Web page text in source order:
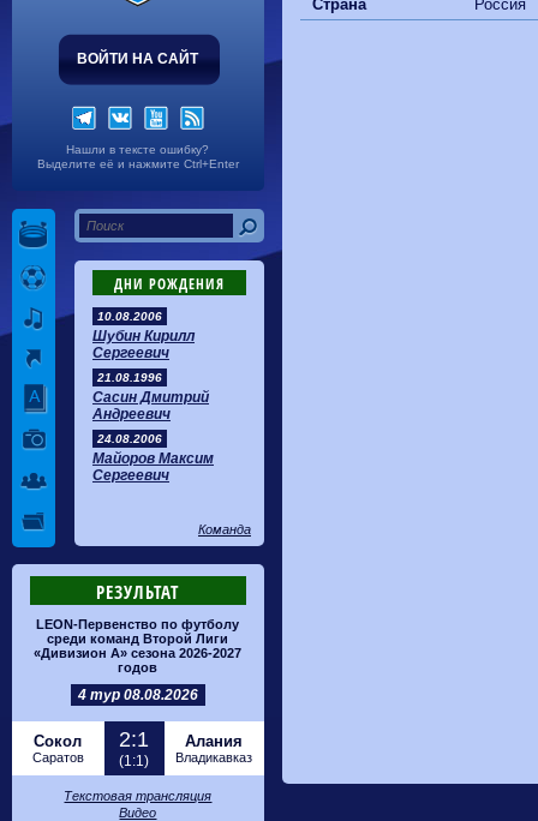
ВОЙТИ НА САЙТ
Нашли в тексте ошибку?
Выделите её и нажмите Ctrl+Enter
ДНИ РОЖДЕНИЯ
10.08.2006
Шубин Кирилл
Сергеевич
21.08.1996
Сасин Дмитрий
Андреевич
24.08.2006
Майоров Максим
Сергеевич
Команда
РЕЗУЛЬТАТ
LEON-Первенство по футболу
среди команд Второй Лиги
«Дивизион А» сезона 2026-2027
годов
4 тур 08.08.2026
Сокол
Саратов
2:1
(1:1)
Алания
Владикавказ
Текстовая трансляция
Видео
Страна
Россия
Калуга
0-1 Сибирь